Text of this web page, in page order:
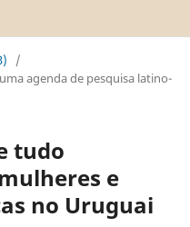
/
agenda de pesquisa latino-
tudo
e
no Uruguai